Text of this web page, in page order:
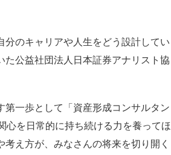
のキャリアや人生をどう設計してい
た公益社団法人日本証券アナリスト協
一歩として「資産形成コンサルタン
心を日常的に持ち続ける力を養ってほ
え方が、みなさんの将来を切り開く